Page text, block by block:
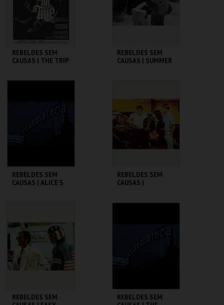
COMPRAR COMPRAR
REBELDES SEM
CAUSAS | THE TRIP
MAIS INFO
REBELDES SEM
CAUSAS | SUMMER
MAIS INFO
COMPRAR
REBELDES SEM
CAUSAS | ALICE'S
MAIS INFO
COMPRAR
REBELDES SEM
CAUSAS |
MAIS INFO
REBELDES SEM
REBELDES SEM